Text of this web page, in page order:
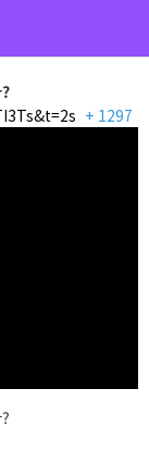
+ 1297